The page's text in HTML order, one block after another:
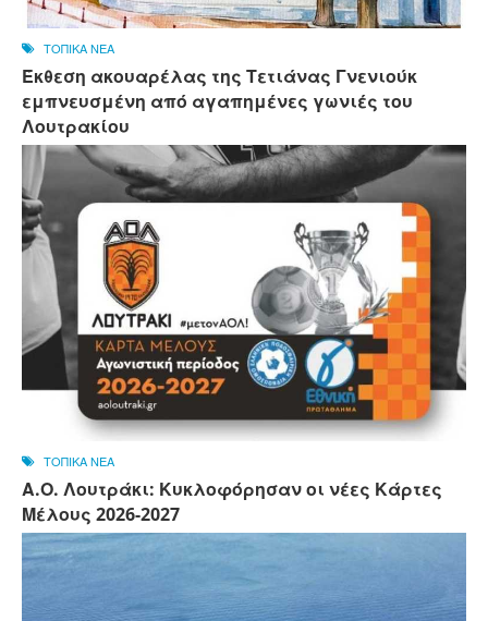
ΤΟΠΙΚΑ ΝΕΑ
Έκθεση ακουαρέλας της Τετιάνας Γνενιούκ
εμπνευσμένη από αγαπημένες γωνιές του
Λουτρακίου
ΤΟΠΙΚΑ ΝΕΑ
Α.Ο. Λουτράκι: Κυκλοφόρησαν οι νέες Κάρτες
Μέλους 2026-2027